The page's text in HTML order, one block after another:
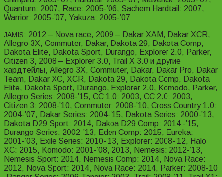
Quantum: 2007, Race: 2005-’06, Sachem Hardtail: 2007,
Warrior: 2005-’07, Yakuza: 2005-’07
JAMIS: 2012 – Nova race, 2009 – Dakar XAM, Dakar XCR,
Allegro 3X, Commuter, Dakar, Dakota 29, Dakota Comp,
Dakota Elite, Dakota Sport, Durango, Explorer 2.0, Parker,
Citizen 3, 2008 – Explorer 3.0, Trail X 3.0 и другие
хардтейлы, Allegro 3X, Commuter, Dakar, Dakar Pro, Dakar
Team, Dakar XC, XCR, Dakota 29, Dakota Comp, Dakota
Elite, Dakota Sport, Durango, Explorer 2.0, Komodo, Parker,
Allegro Series: 2008-’15, CC 1.0: 2003, CC 2.0: 2003,
Citizen 3: 2008-’10, Commuter: 2008-’10, Cross Country 1.0:
2004-’07, Dakar Series: 2004-’15, Dakota Series: 2000-’13,
Dakota D29 Sport: 2014, Dakoa D29 Comp: 2014 -’15,
Durango Series: 2002-’13, Eden Comp: 2015, Eureka:
2001-’03, Exile Series: 2010-’13, Explorer: 2008-’12, Halo
XC: 2015, Komodo: 2001-’08, 2013, Nemesis: 2012-’13,
Nemesis Sport: 2014, Nemesis Comp: 2014, Nova Race:
2012, Nova Sport: 2014, Nova Race: 2014, Parker: 2008-10